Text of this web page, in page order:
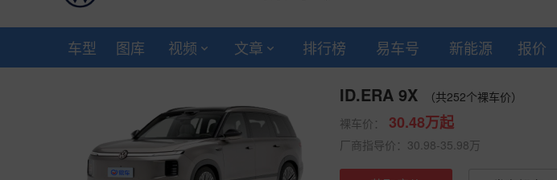
车型 图库 视频 文章 排行榜 易车号 新能源 报价
ID.ERA 9X
（共252个裸车价）
裸车价：
30.48万起
厂商指导价：30.98-35.98万